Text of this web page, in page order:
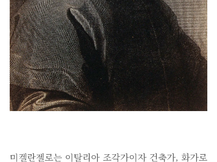
미켈란젤로는 이탈리아 조각가이자 건축가, 화가로